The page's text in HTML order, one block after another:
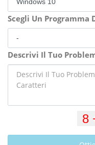
Scegli Un
Descrivi Il Tuo